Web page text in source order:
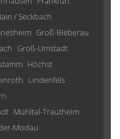
/ Seckbach
Groß-Bieberau
Groß-Umstadt
Höchst
Lindenfels
Mühltal-Trautheim
Modau